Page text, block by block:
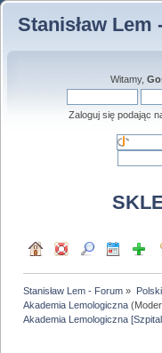
Stanisław Lem
Witamy,
Zaloguj się podając
Stanisław Lem - Forum » Polski
Akademia Lemologiczna
Akademia Lemologiczna